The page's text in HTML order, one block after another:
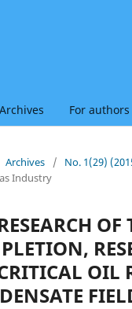
Archives For authors
Archives / No. 1(29)
Industry
OIL